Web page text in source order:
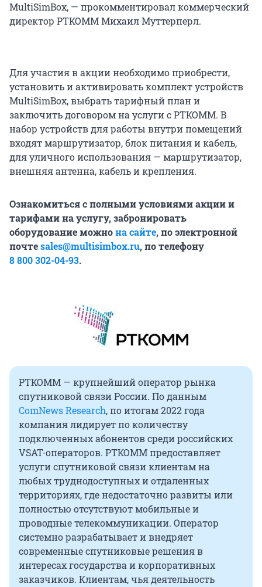
MultiSimBox, — прокомментировал коммерческий
директор РТКОММ Михаил Муттерперл.
Для участия в акции необходимо приобрести,
установить и активировать комплект устройств
MultiSimBox, выбрать тарифный план и
заключить договором на услуги с РТКОММ. В
набор устройств для работы внутри помещений
входят маршрутизатор, блок питания и кабель,
для уличного использования — маршрутизатор,
внешняя антенна, кабель и крепления.
Ознакомиться с полными условиями акции и
тарифами на услугу, забронировать
оборудование можнона сайте, по электронной
почтеsales@multisimbox.ru, по телефону
8 800 302-04-93.
РТКОММ — крупнейший оператор рынка
спутниковой связи России. По данным
ComNews Research, по итогам 2022 года
компания лидирует по количеству
подключенных абонентов среди российских
VSAT-операторов. РТКОММ предоставляет
услуги спутниковой связи клиентам на
любых труднодоступных и отдаленных
территориях, где недостаточно развиты или
полностью отсутствуют мобильные и
проводные телекоммуникации. Оператор
системно разрабатывает и внедряет
современные спутниковые решения в
интересах государства и корпоративных
заказчиков. Клиентам, чья деятельность